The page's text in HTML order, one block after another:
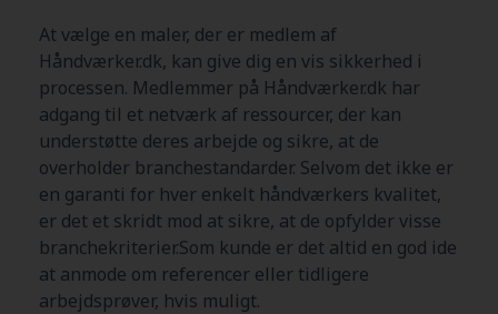
At vælge en maler, der er medlem af
Håndværker.dk, kan give dig en vis sikkerhed i
processen. Medlemmer på Håndværker.dk har
adgang til et netværk af ressourcer, der kan
understøtte deres arbejde og sikre, at de
overholder branchestandarder. Selvom det ikke er
en garanti for hver enkelt håndværkers kvalitet,
er det et skridt mod at sikre, at de opfylder visse
branchekriterier.Som kunde er det altid en god ide
at anmode om referencer eller tidligere
arbejdsprøver, hvis muligt.